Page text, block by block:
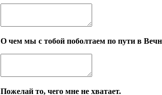
О чем мы с тобой поболтаем по пути в
Пожелай то, чего мне не хватает.